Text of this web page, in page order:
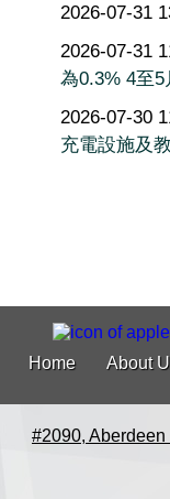
2026-07-31
2026-07-31
為0.3% 4至
2026-07-30
充電設施及
Home About
#2090,